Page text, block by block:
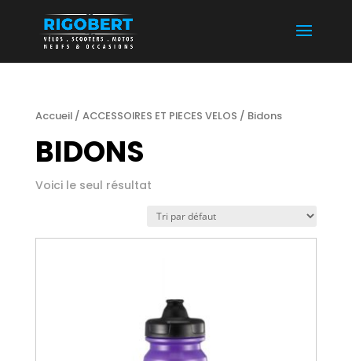
Accueil/ ACCESSOIRES ET PIECES VELOS / Bidons
BIDONS
Voici le seul résultat